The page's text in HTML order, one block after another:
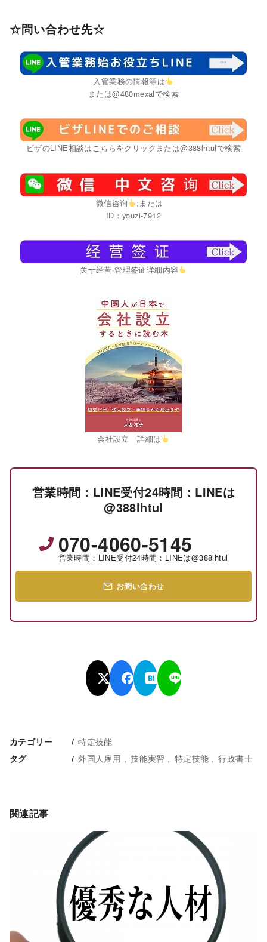
☆問い合わせ先☆
入管業務の情報等は
または@480mexalで検索
ビザのLINE相談はこちらをクリックまたは@388lhtulで検索
微信咨询
;または
ID：youzi-7912
关于经营·管理签证详细内容
会社設立 詳細は
営業時間：LINE受付24時間：LINEは
@388lhtul
070-4060-5145
営業時間：LINE受付24時間：LINEは@388lhtul
お問い合わせ
カテゴリー 特定技能
タグ 外国人雇用 技能実習 特定技能 行政書士
関連記事